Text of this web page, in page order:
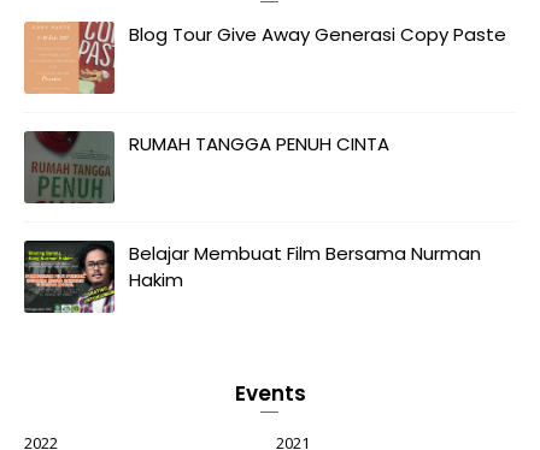
Blog Tour Give Away Generasi Copy Paste
RUMAH TANGGA PENUH CINTA
Belajar Membuat Film Bersama Nurman
Hakim
Events
2022 2021